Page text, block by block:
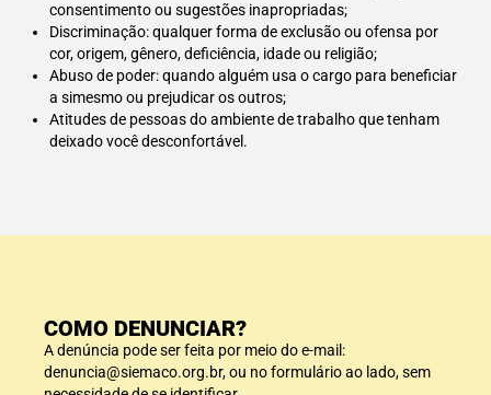
consentimento ou sugestões inapropriadas;
Discriminação: qualquer forma de exclusão ou ofensa por
cor, origem, gênero, deficiência, idade ou religião;
Abuso de poder: quando alguém usa o cargo para beneficiar
a simesmo ou prejudicar os outros;
Atitudes de pessoas do ambiente de trabalho que tenham
deixado você desconfortável.
COMO DENUNCIAR?
A denúncia pode ser feita por meio do e-mail:
denuncia@siemaco.org.br, ou no formulário ao lado, sem